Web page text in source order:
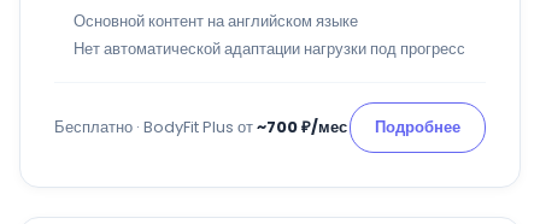
Основной контент на английском языке
Нет автоматической адаптации нагрузки под прогресс
Бесплатно · BodyFit Plus от~700 ₽/мес Подробнее